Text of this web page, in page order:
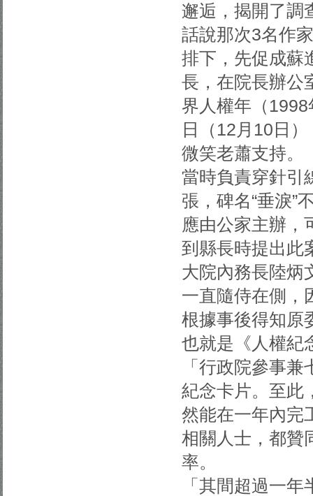
邂逅，揭開了調
話說那次3名作
排下，先促成蘇
長，在院長辦公
界人權年（
日（12月10日
微笑老蕭支持。
當時負責穿針引
張，碑名“垂淚”
應由公家主辦，
到縣長時提出此
大院內務長陸炳
一直隨侍在側，
根據事後得知原
也就是《人權紀
「行政院參事
紀念卡片。至此
然能在一年內完
相關人士，都贊
率。
「其間超過一